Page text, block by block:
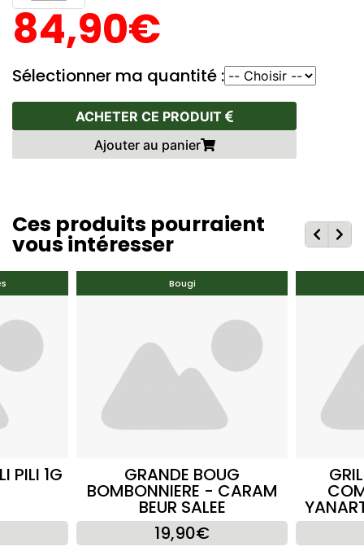
84,90€
Sélectionner ma quantité :
ACHETER CE PRODUIT
Ajouter au panier
Ces produits pourraient
vous intéresser
PILI 1G
Bougi
GRANDE BOUG
BOMBONNIERE - CARAM
BEUR SALEE
19,90€